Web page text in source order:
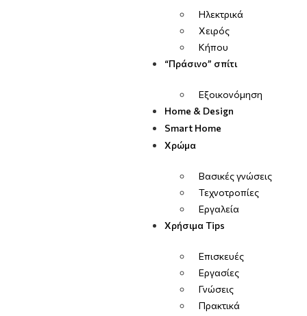
Ηλεκτρικά
Χειρός
Κήπου
“Πράσινο” σπίτι
Εξοικονόμηση
Home & Design
Smart Home
Χρώμα
Βασικές γνώσεις
Τεχνοτροπίες
Εργαλεία
Χρήσιμα Tips
Επισκευές
Εργασίες
Γνώσεις
Πρακτικά